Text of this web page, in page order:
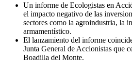
Un informe de Ecologistas en
el impacto negativo de las
sectores como la agroindustria, la
armamentístico.
El lanzamiento del informe
Junta General de Accionistas que
Boadilla del Monte.